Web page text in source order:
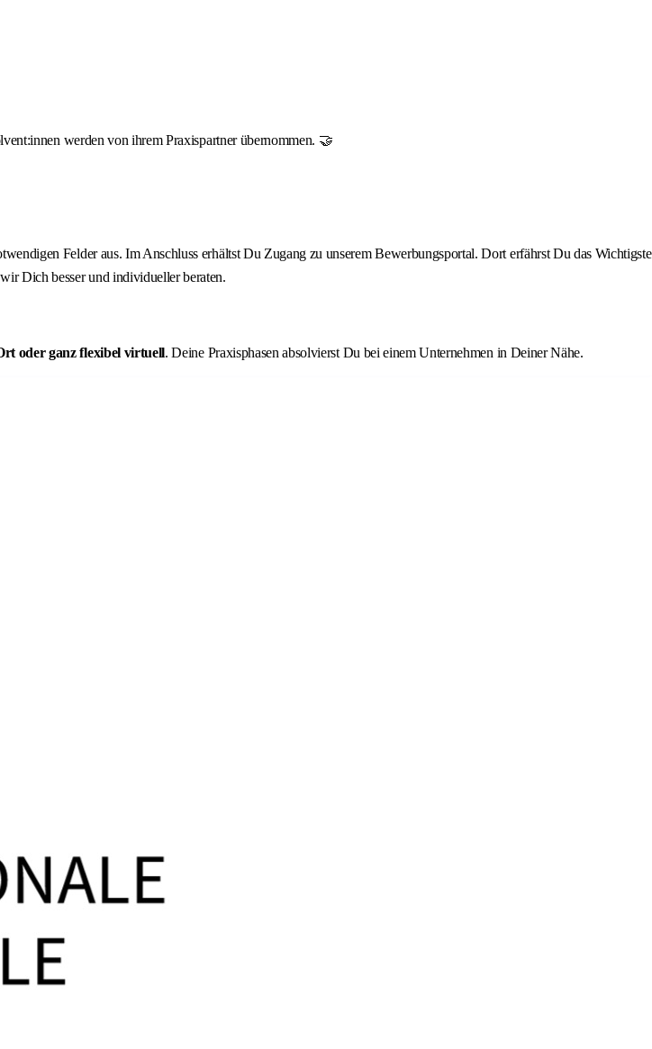
werden von ihrem Praxispartner übernommen. 🤝
Felder aus. Im Anschluss erhältst Du Zugang zu unserem Bewerbungsportal. Dort erfährst Du das Wichtigste
Dich besser und individueller beraten.
oder ganz flexibel virtuell. Deine Praxisphasen absolvierst Du bei einem Unternehmen in Deiner Nähe.